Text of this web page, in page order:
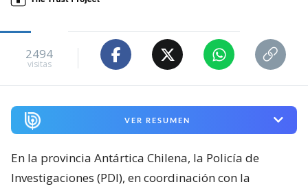
2494
visitas
VER RESUMEN
En la provincia Antártica Chilena, la Policía de
Investigaciones (PDI), en coordinación con la